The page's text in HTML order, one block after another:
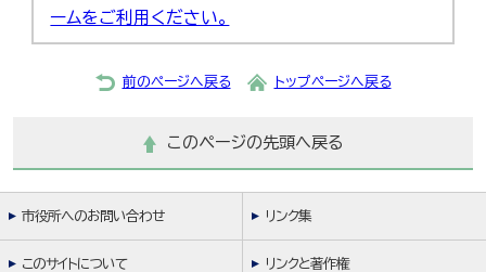
ームをご利用ください。
前のページへ戻る トップページへ戻る
このページの先頭へ戻る
市役所へのお問い合わせ リンク集
このサイトについて リンクと著作権